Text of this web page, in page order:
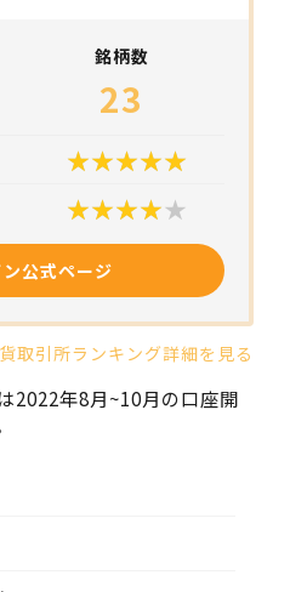
銘柄数
23
公式ページ
取引所ランキング詳細を見る
2022年8月~10月の口座開